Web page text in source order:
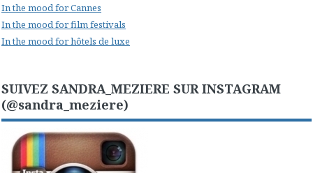
In the mood for Cannes
In the mood for film festivals
In the mood for hôtels de luxe
SUIVEZ SANDRA_MEZIERE SUR INSTAGRAM
(@sandra_meziere)